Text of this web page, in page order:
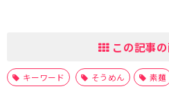
この記事
キーワード そうめん 素麺